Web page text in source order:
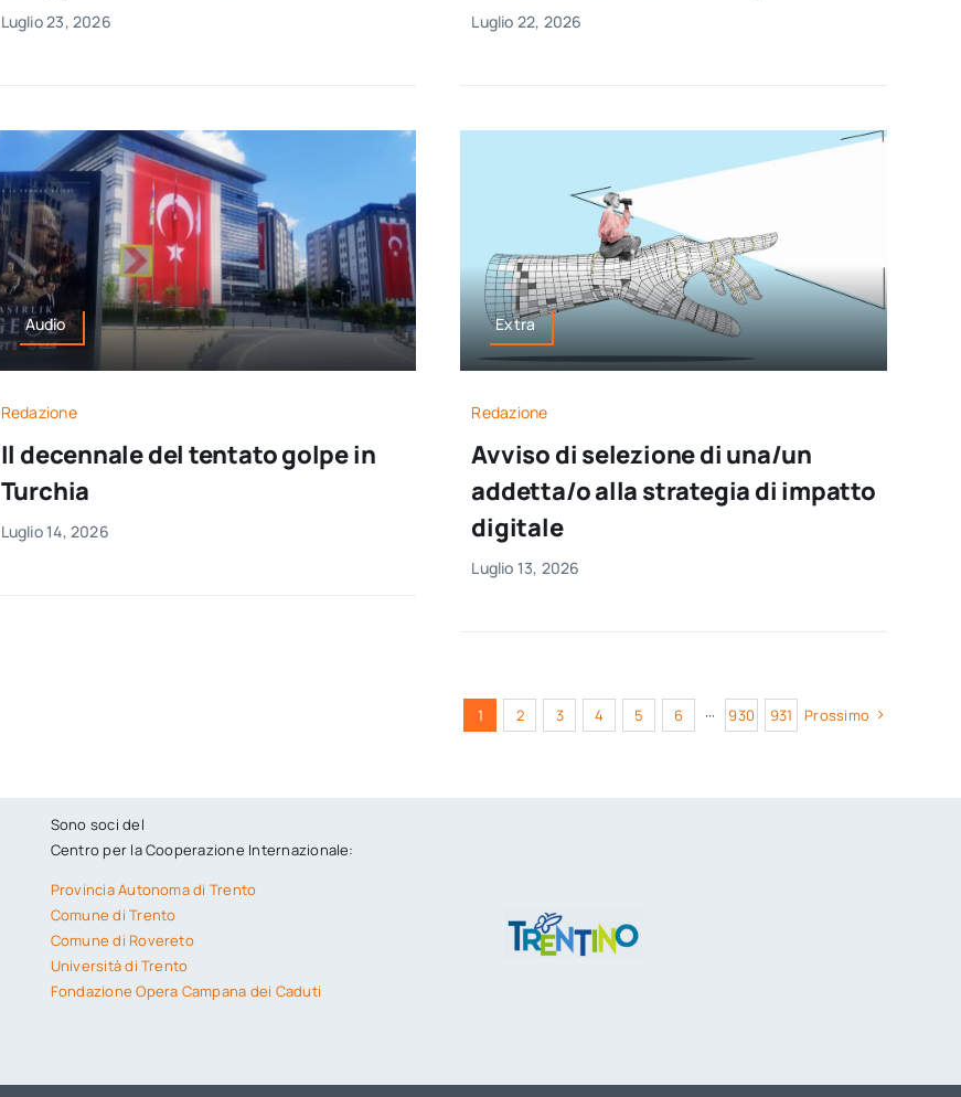
Luglio 23, 2026 Luglio 22, 2026
Audio
Redazione
Il decennale del tentato golpe in
Turchia
Luglio 14, 2026
Extra
Redazione
Avviso di selezione di una/un
addetta/o alla strategia di impatto
digitale
Luglio 13, 2026
1 2 3 4 5 6 ··· 930 931 Prossimo
Sono soci del
Centro per la Cooperazione Internazionale:
Provincia Autonoma di Trento
Comune di Trento
Comune di Rovereto
Università di Trento
Fondazione Opera Campana dei Caduti